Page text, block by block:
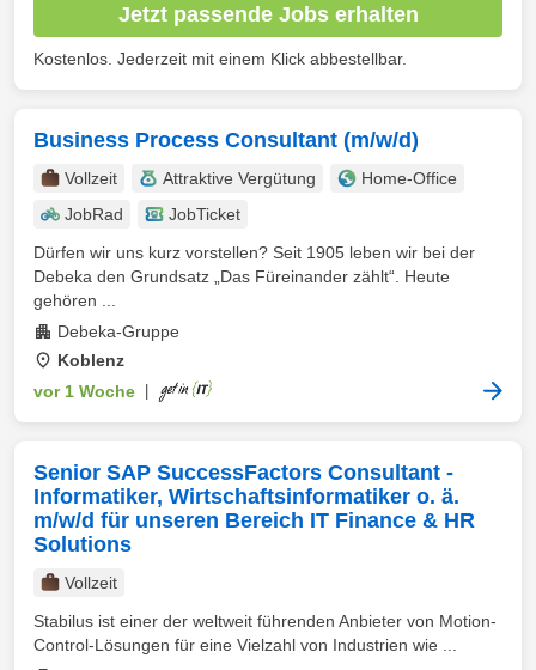
Jetzt passende Jobs erhalten
Kostenlos. Jederzeit mit einem Klick abbestellbar.
Business Process Consultant (m/w/d)
Vollzeit Attraktive Vergütung
Home-Office
JobRad
JobTicket
Dürfen wir uns kurz vorstellen? Seit 1905 leben wir bei der
Debeka den Grundsatz „Das Füreinander zählt“. Heute
gehören ...
Debeka-Gruppe
Koblenz
vor 1 Woche
Senior SAP SuccessFactors Consultant -
Informatiker, Wirtschaftsinformatiker o. ä.
m/w/d für unseren Bereich IT Finance & HR
Solutions
Vollzeit
Stabilus ist einer der weltweit führenden Anbieter von Motion-
Control-Lösungen für eine Vielzahl von Industrien wie ...